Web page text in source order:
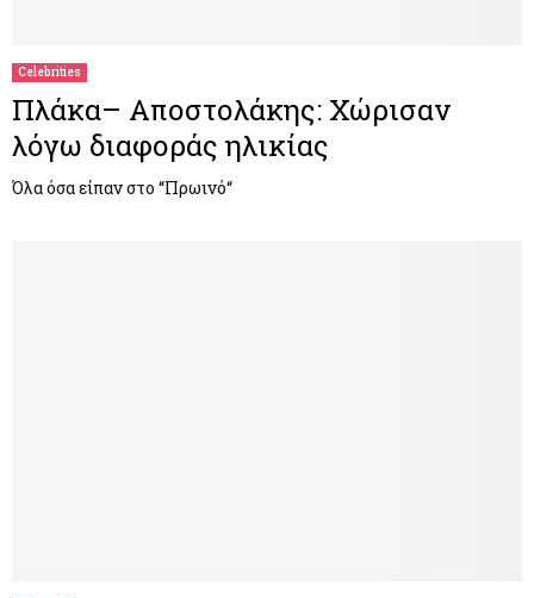
Celebrities
Πλάκα– Αποστολάκης: Χώρισαν
λόγω διαφοράς ηλικίας
Όλα όσα είπαν στο “Πρωινό“